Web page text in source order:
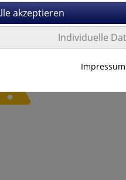
Individuelle
Impressum